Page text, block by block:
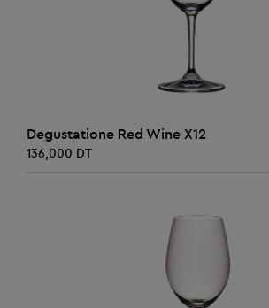
AJOUTER AU PANIER
Degustatione Red Wine X12
136,000 DT